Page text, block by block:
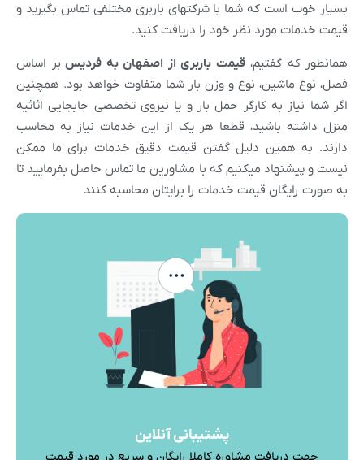
بسیار خوب است که شما با شرکتهای باربری مختلفی تماس بگیرید و
قیمت خدمات مورد نظر خود را دریافت کنید.
همانطور که گفتیم،قیمت باربری از اصفهانبه فردیس بر اساس
فصل، نوع ماشین، نوع و وزن بار شما متفاوت خواهد بود. همچنین
اگر شما نیاز به کارگر حمل بار و یا نیروی تخصصی جابجایی اثاثیه
منزل داشته باشید، قطعا هر یک از این خدمات نیاز به محاسب
دارند. به همین دلیل گفتن قیمت دقیق خدمات برای ما ممکن
نیست و پیشنهاد میکنیم که با مشاورین ما تماس حاصل بفرمایید تا
به صورت رایگان قیمت خدمات را برایتان محاسبه کنند
پشتیبانی آنلاین
جهت دریافت مشاوره کاملا رایگان و سریع در مورد قیمت